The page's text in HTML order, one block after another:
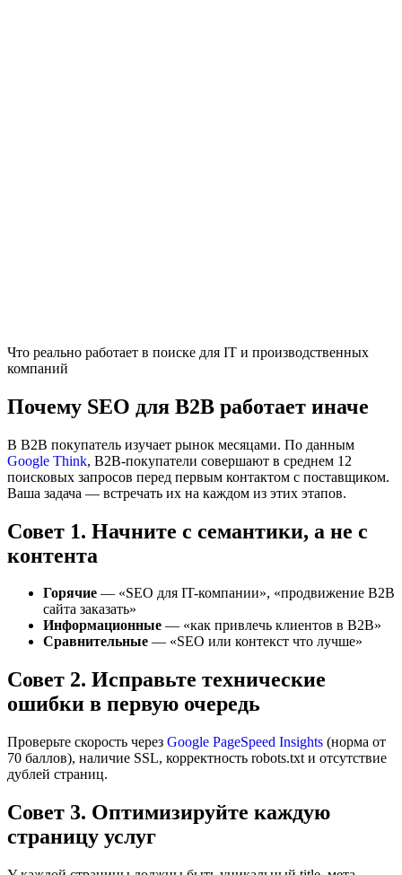
Что реально работает в поиске для IT и производственных
компаний
Почему SEO для B2B работает иначе
В B2B покупатель изучает рынок месяцами. По данным
Google Think, B2B-покупатели совершают в среднем 12
поисковых запросов перед первым контактом с поставщиком.
Ваша задача — встречать их на каждом из этих этапов.
Совет 1. Начните с семантики, а не с
контента
Горячие — «SEO для IT-компании», «продвижение B2B
сайта заказать»
Информационные — «как привлечь клиентов в B2B»
Сравнительные — «SEO или контекст что лучше»
Совет 2. Исправьте технические
ошибки в первую очередь
Проверьте скорость через Google PageSpeed Insights (норма от
70 баллов), наличие SSL, корректность robots.txt и отсутствие
дублей страниц.
Совет 3. Оптимизируйте каждую
страницу услуг